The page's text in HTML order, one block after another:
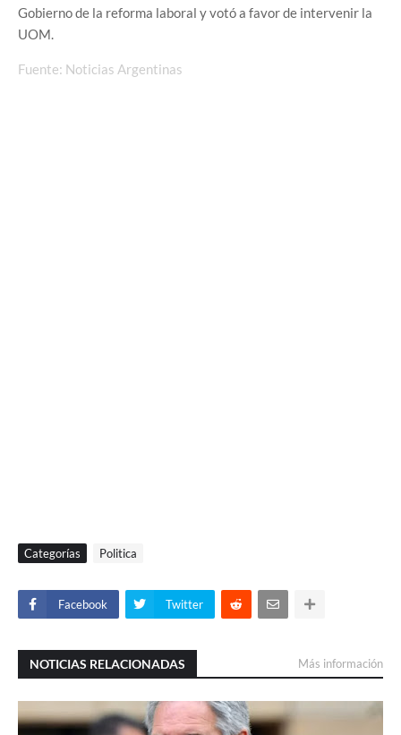
Gobierno de la reforma laboral y votó a favor de intervenir la
UOM.
Fuente: Noticias Argentinas
Categorías Politica
Facebook Twitter
NOTICIAS RELACIONADAS Más información